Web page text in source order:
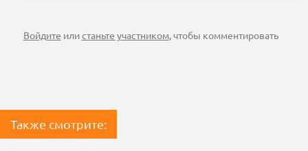
Войдите илистаньте участником, чтобы комментировать
Также смотрите: